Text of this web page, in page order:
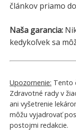
článkov priamo
Naša garancia:
kedykoľvek sa
Upozornenie: Tento
Zdravotné rady v
ani vyšetrenie
môžu vyjadrovať
postojmi redakcie.